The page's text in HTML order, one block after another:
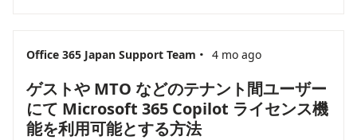
Office 365 Japan Support Team · 4 mo ago
ゲストや MTO などのテナント間ユーザー
にて Microsoft 365 Copilot ライセンス機
能を利用可能とする方法